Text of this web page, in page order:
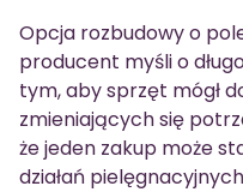
Opcja rozbudowy o
producent myśli o
tym, aby sprzęt mógł
zmieniających się
że jeden zakup może
działań